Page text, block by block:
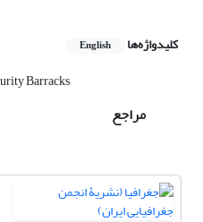
کلیدواژه‌ها English
Barracks
مراجع